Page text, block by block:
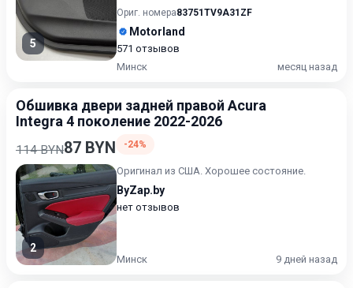
5
получения актуальн...
Ориг. номера83751TV9A31ZF
Motorland
571 отзывов
Минск
месяц назад
Обшивка двери задней правой Acura
Integra 4 поколение 2022-2026
114 BYN87 BYN -24%
2
Оригинал из США. Хорошее состояние.
ByZap.by
нет отзывов
Минск 9 дней назад